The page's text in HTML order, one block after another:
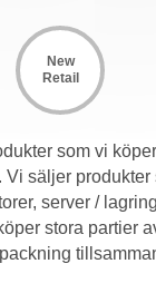
New
Retail
som vi
Vi säljer
server /
stora partier